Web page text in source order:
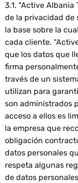
3.1. "Active Albania
de la privacidad de
la base sobre la
cada cliente.
que los datos que
firma
través de un
utilizan para
son administrados
acceso a ellos es
la empresa que
obligación
datos personales
respeta algunas
de datos